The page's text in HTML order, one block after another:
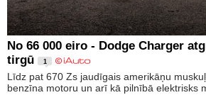
No 66 000 eiro - Dodge Charger
tirgū
1
Līdz pat 670 Zs jaudīgais amerikāņu
benzīna motoru un arī kā pilnībā elektrisks